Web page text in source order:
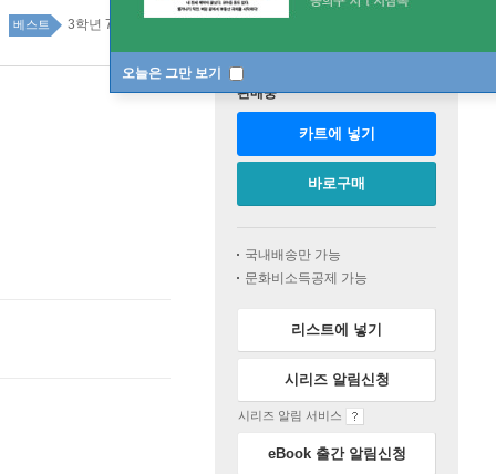
오늘은 그만 보기
베스트 3학년 78위
판매중
카트에 넣기
바로구매
국내배송만 가능
문화비소득공제 가능
리스트에 넣기
시리즈 알림신청
시리즈 알림 서비스
eBook 출간 알림신청